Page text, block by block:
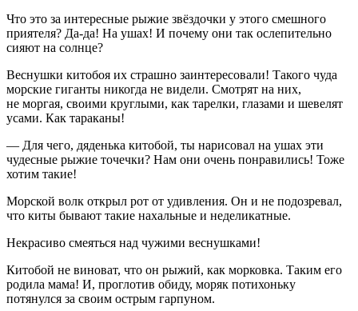
Что это за интересные рыжие звёздочки у этого смешного
приятеля? Да-да! На ушах! И почему они так ослепительно
сияют на солнце?
Веснушки китобоя их страшно заинтересовали! Такого чуда
морские гиганты никогда не видели. Смотрят на них,
не моргая, своими круглыми, как тарелки, глазами и шевелят
усами. Как тараканы!
— Для чего, дяденька китобой, ты нарисовал на ушах эти
чудесные рыжие точечки? Нам они очень понравились! Тоже
хотим такие!
Морской волк открыл рот от удивления. Он и не подозревал,
что киты бывают такие нахальные и неделикатные.
Некрасиво смеяться над чужими веснушками!
Китобой не виноват, что он рыжий, как морковка. Таким его
родила мама! И, проглотив обиду, моряк потихоньку
потянулся за своим острым гарпуном.